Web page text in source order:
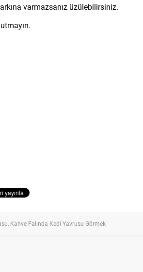
varmazsanız üzülebilirsiniz.
, Kahve Falında Kedi Yavrusu Görmek